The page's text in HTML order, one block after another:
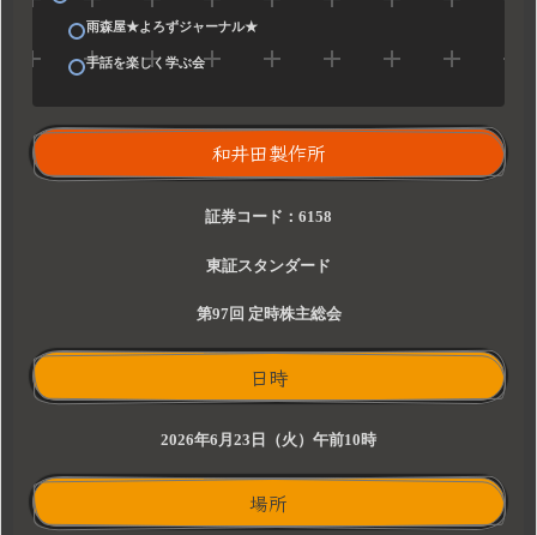
雨森屋★よろずジャーナル★
手話を楽しく学ぶ会
和井田製作所
証券コード：6158
東証スタンダード
第97回 定時株主総会
日時
2026年6月23日（火）午前10時
場所